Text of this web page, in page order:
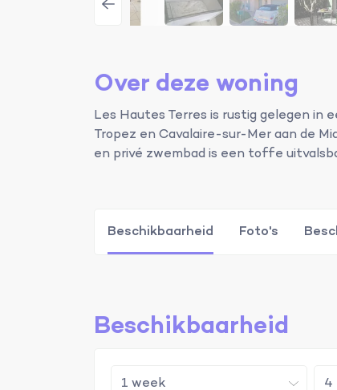
Over deze woning
Les Hautes Terres is rustig gelegen in
Tropez en Cavalaire-sur-Mer aan de
en privé zwembad is een toffe
Beschikbaarheid Foto's
Beschikbaarheid